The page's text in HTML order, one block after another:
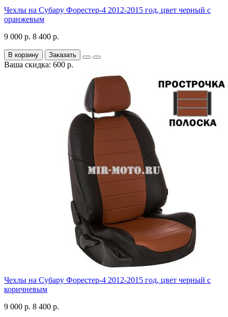
Чехлы на Субару Форестер-4 2012-2015 год, цвет черный с
оранжевым
9 000 р. 8 400 р.
В корзину Заказать
Ваша скидка: 600 р.
Чехлы на Субару Форестер-4 2012-2015 год, цвет черный с
коричневым
9 000 р. 8 400 р.